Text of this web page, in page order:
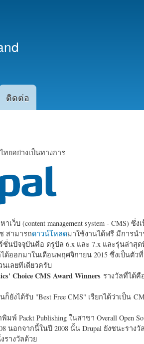
ลัก
ติดต่อ
ยอย่างเป็นทางการ
บ (content management system - CMS) ซึ่ง
สามารถดาวน์โหลดมาใช้งานได้ฟรี มีการน
ชั่นปัจจุบันคือ ดรูปัล 6.x และ 7.x และรุ่นล่าสุด
ได้ออกมาในเดือนพฤศจิกายน 2015 ซึ่งเป็นตั
นเลยทีเดียวครับ
Choice CMS Award Winners รางวัลที่ได้คื
ก็ยังได้รับ "Best Free CMS" เรียกได้ว่าเป็น
พ์ Packt Publishing ในสาขา Overall Open
นอกจากนี้ในปี 2008 นั้น Drupal ยังชนะรางวั
งรางวัลด้วย